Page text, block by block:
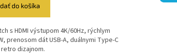
do košíka
s HDMI výstupom 4K/60Hz, rýchlym
prenosom dát USB-A, duálnymi Type-C
dizajnom.